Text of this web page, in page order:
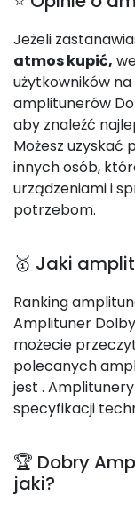
Jeżeli
atmos kupić,
użytkowników
amplitunerów
aby znaleźć
Możesz uzyskać
innych osób,
urządzeniami i
potrzebom.
🥇 Jaki
Ranking
Amplituner
możecie
polecanych
jest .
specyfikacji
🏆 Dobry
jaki?